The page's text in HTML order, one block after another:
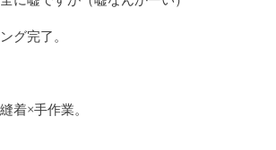
グ完了。
着×手作業。